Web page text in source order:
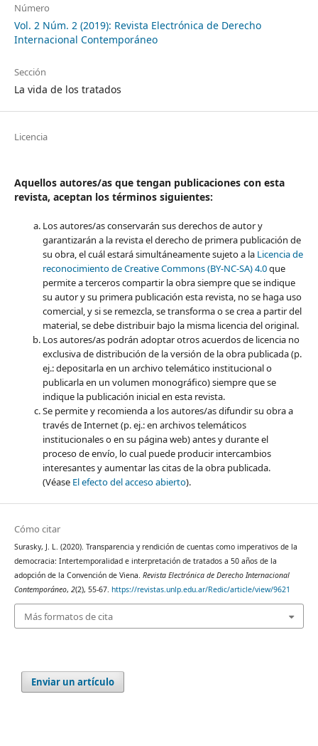
Número
Vol. 2 Núm. 2 (2019): Revista Electrónica de Derecho
Internacional Contemporáneo
Sección
La vida de los tratados
Licencia
Aquellos autores/as que tengan publicaciones con esta
revista, aceptan los términos siguientes:
Los autores/as conservarán sus derechos de autor y
garantizarán a la revista el derecho de primera publicación de
su obra, el cuál estará simultáneamente sujeto a la Licencia de
reconocimiento de Creative Commons (BY-NC-SA) 4.0que
permite a terceros compartir la obra siempre que se indique
su autor y su primera publicación esta revista, no se haga uso
comercial, y si se remezcla, se transforma o se crea a partir del
material, se debe distribuir bajo la misma licencia del original.
Los autores/as podrán adoptar otros acuerdos de licencia no
exclusiva de distribución de la versión de la obra publicada (p.
ej.: depositarla en un archivo telemático institucional o
publicarla en un volumen monográfico) siempre que se
indique la publicación inicial en esta revista.
Se permite y recomienda a los autores/as difundir su obra a
través de Internet (p. ej.: en archivos telemáticos
institucionales o en su página web) antes y durante el
proceso de envío, lo cual puede producir intercambios
interesantes y aumentar las citas de la obra publicada.
(Véase El efecto del acceso abierto).
Cómo citar
Surasky, J. L. (2020). Transparencia y rendición de cuentas como imperativos de la
democracia: Intertemporalidad e interpretación de tratados a 50 años de la
adopción de la Convención de Viena. Revista Electrónica de Derecho Internacional
Contemporáneo, 2(2), 55-67. https://revistas.unlp.edu.ar/Redic/article/view/9621
Más formatos de cita
Enviar un artículo